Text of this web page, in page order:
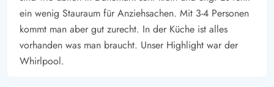
ein wenig Stauraum für Anziehsachen. Mit 3-4 Personen
kommt man aber gut zurecht. In der Küche ist alles
vorhanden was man braucht. Unser Highlight war der
Whirlpool.